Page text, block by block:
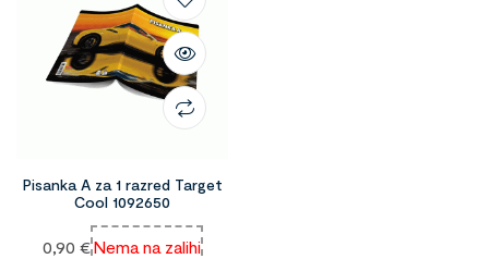
Pisanka A za 1 razred Target
Cool 1092650
0,90 €Nema na zalihi